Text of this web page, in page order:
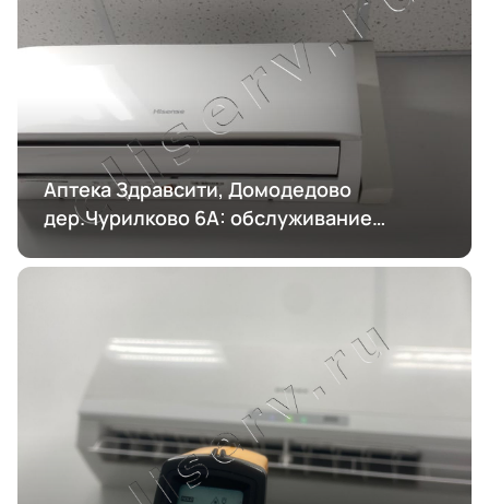
Аптека Здравсити, Домодедово
дер.Чурилково 6А: обслуживание